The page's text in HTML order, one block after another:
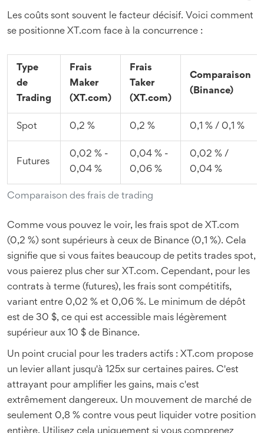
Les coûts sont souvent le facteur décisif. Voici comment
se positionne XT.com face à la concurrence :
Comparaison des frais de trading
Type
de
Trading
Frais
Maker
(XT.com)
Frais
Taker
(XT.com)
Comparaison
(Binance)
Spot 0,2 % 0,2 % 0,1 % / 0,1 %
Futures
0,02 % -
0,04 %
0,04 % -
0,06 %
0,02 % /
0,04 %
Comme vous pouvez le voir, les frais spot de XT.com
(0,2 %) sont supérieurs à ceux de Binance (0,1 %). Cela
signifie que si vous faites beaucoup de petits trades spot,
vous paierez plus cher sur XT.com. Cependant, pour les
contrats à terme (futures), les frais sont compétitifs,
variant entre 0,02 % et 0,06 %. Le minimum de dépôt
est de 30 $, ce qui est accessible mais légèrement
supérieur aux 10 $ de Binance.
Un point crucial pour les traders actifs : XT.com propose
un levier allant jusqu'à 125x sur certaines paires. C'est
attrayant pour amplifier les gains, mais c'est
extrêmement dangereux. Un mouvement de marché de
seulement 0,8 % contre vous peut liquider votre position
entière. Utilisez cela uniquement si vous comprenez